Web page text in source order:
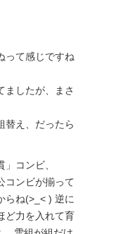
って感じですね
ましたが、まさ
替え、だったら
コンビ、
コンビが揃って
らね(>_< ) 逆に
ど力を入れて育